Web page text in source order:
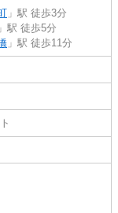
」駅 徒歩3分
」駅 徒歩5分
」駅 徒歩11分